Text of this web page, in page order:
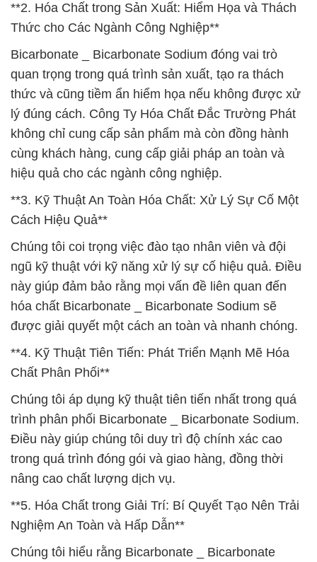
**2. Hóa Chất trong Sản Xuất: Hiểm Họa và Thách
Thức cho Các Ngành Công Nghiệp**
Bicarbonate _ Bicarbonate Sodium đóng vai trò
quan trọng trong quá trình sản xuất, tạo ra thách
thức và cũng tiềm ẩn hiểm họa nếu không được xử
lý đúng cách. Công Ty Hóa Chất Đắc Trường Phát
không chỉ cung cấp sản phẩm mà còn đồng hành
cùng khách hàng, cung cấp giải pháp an toàn và
hiệu quả cho các ngành công nghiệp.
**3. Kỹ Thuật An Toàn Hóa Chất: Xử Lý Sự Cố Một
Cách Hiệu Quả**
Chúng tôi coi trọng việc đào tạo nhân viên và đội
ngũ kỹ thuật với kỹ năng xử lý sự cố hiệu quả. Điều
này giúp đảm bảo rằng mọi vấn đề liên quan đến
hóa chất Bicarbonate _ Bicarbonate Sodium sẽ
được giải quyết một cách an toàn và nhanh chóng.
**4. Kỹ Thuật Tiên Tiến: Phát Triển Mạnh Mẽ Hóa
Chất Phân Phối**
Chúng tôi áp dụng kỹ thuật tiên tiến nhất trong quá
trình phân phối Bicarbonate _ Bicarbonate Sodium.
Điều này giúp chúng tôi duy trì độ chính xác cao
trong quá trình đóng gói và giao hàng, đồng thời
nâng cao chất lượng dịch vụ.
**5. Hóa Chất trong Giải Trí: Bí Quyết Tạo Nên Trải
Nghiệm An Toàn và Hấp Dẫn**
Chúng tôi hiểu rằng Bicarbonate _ Bicarbonate